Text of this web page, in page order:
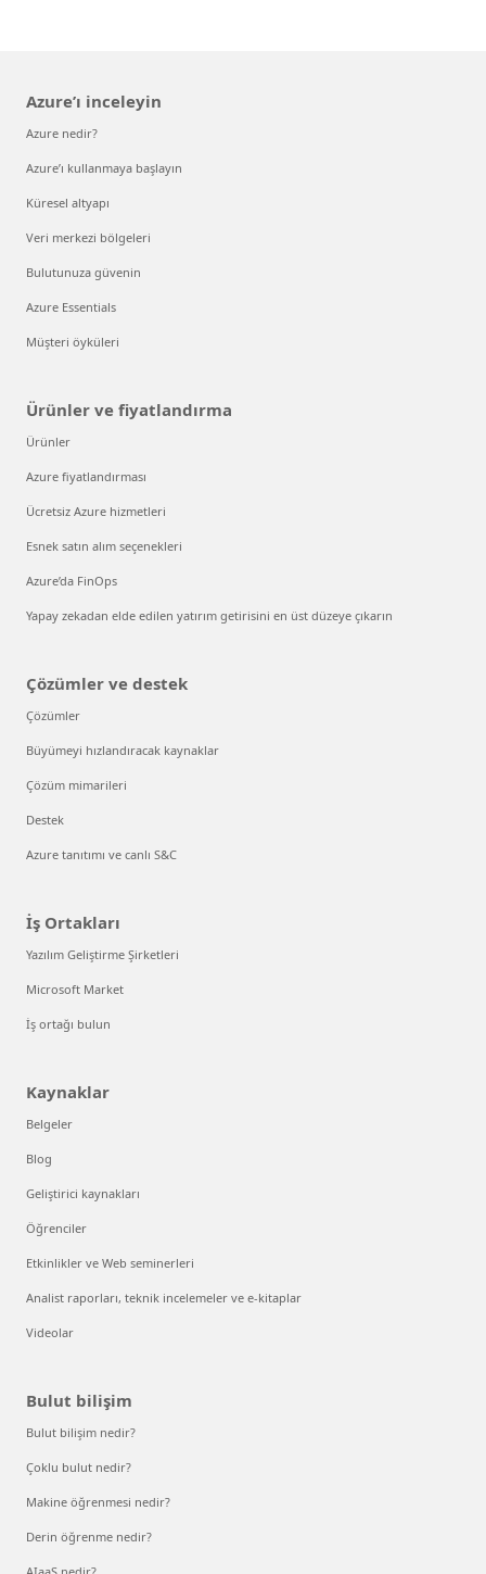
Azure’ı inceleyin
Azure nedir?
Azure’ı kullanmaya başlayın
Küresel altyapı
Veri merkezi bölgeleri
Bulutunuza güvenin
Azure Essentials
Müşteri öyküleri
Ürünler ve fiyatlandırma
Ürünler
Azure fiyatlandırması
Ücretsiz Azure hizmetleri
Esnek satın alım seçenekleri
Azure’da FinOps
Yapay zekadan elde edilen yatırım getirisini en üst düzeye çıkarın
Çözümler ve destek
Çözümler
Büyümeyi hızlandıracak kaynaklar
Çözüm mimarileri
Destek
Azure tanıtımı ve canlı S&C
İş Ortakları
Yazılım Geliştirme Şirketleri
Microsoft Market
İş ortağı bulun
Kaynaklar
Belgeler
Blog
Geliştirici kaynakları
Öğrenciler
Etkinlikler ve Web seminerleri
Analist raporları, teknik incelemeler ve e-kitaplar
Videolar
Bulut bilişim
Bulut bilişim nedir?
Çoklu bulut nedir?
Makine öğrenmesi nedir?
Derin öğrenme nedir?